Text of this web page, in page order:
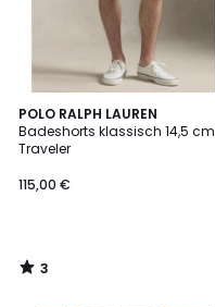
POLO RALPH LAUREN
Badeshorts klassisch 14,5 cm
Traveler
115,00 €
3
/
5
3
/